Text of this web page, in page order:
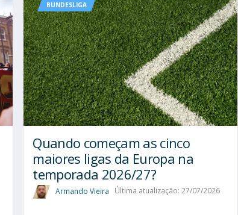
BUNDESLIGA
Quando começam as cinco
maiores ligas da Europa na
temporada 2026/27?
Armando Vieira Última atualização: 27/07/2026